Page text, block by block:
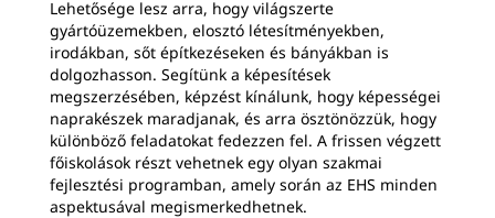
Lehetősége lesz arra, hogy világszerte
gyártóüzemekben, elosztó létesítményekben,
irodákban, sőt építkezéseken és bányákban is
dolgozhasson. Segítünk a képesítések
megszerzésében, képzést kínálunk, hogy képességei
naprakészek maradjanak, és arra ösztönözzük, hogy
különböző feladatokat fedezzen fel. A frissen végzett
főiskolások részt vehetnek egy olyan szakmai
fejlesztési programban, amely során az EHS minden
aspektusával megismerkedhetnek.